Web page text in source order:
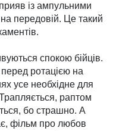
із ампульними
передовій. Це такий
спо­кою бійців.
ротацією на
усе необхідне для
раптом
бо страшно. А
фільм про лю­бов